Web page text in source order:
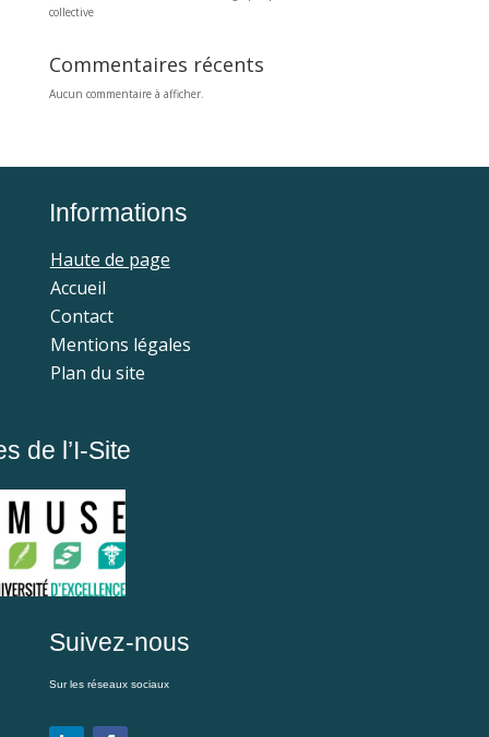
collective
Commentaires récents
Aucun commentaire à afficher.
Informations
Haute de page
Accueil
Contact
Mentions légales
Plan du site
de l’I-Site
Suivez-nous
Sur les réseaux sociaux